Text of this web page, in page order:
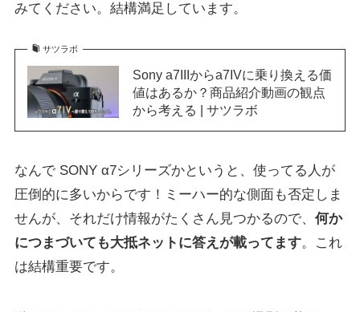
みてください。結構満足しています。
サツラボ
Sony a7IIIからa7IVに乗り換える価
値はあるか？商品紹介動画の観点
から考える | サツラボ
なんで SONY α7シリーズかというと、使ってる人が
圧倒的に多いからです！ミーハー的な側面も否定しま
せんが、それだけ情報がたくさん見つかるので、 何か
につまづいても大抵ネットに答えが載ってます。これ
は結構重要です。